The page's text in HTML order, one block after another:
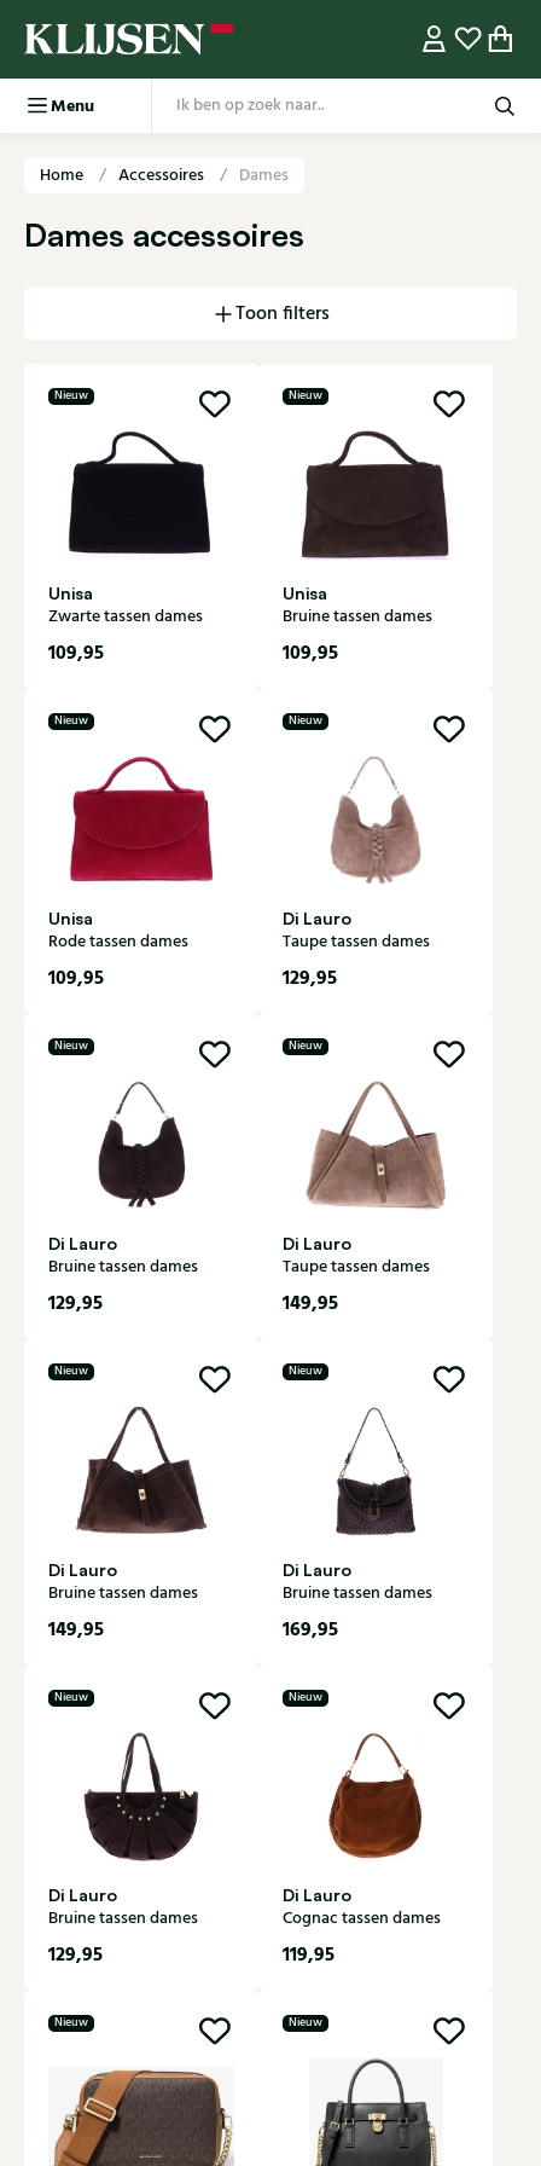
Menu
Home Accessoires Dames
Dames accessoires
Toon filters
Nieuw
Unisa
Zwarte tassen dames
109,95
Nieuw
Unisa
Bruine tassen dames
109,95
Nieuw
Unisa
Rode tassen dames
109,95
Nieuw
Di Lauro
Taupe tassen dames
129,95
Nieuw
Di Lauro
Bruine tassen dames
129,95
Nieuw
Di Lauro
Taupe tassen dames
149,95
Nieuw
Di Lauro
Bruine tassen dames
149,95
Nieuw
Di Lauro
Bruine tassen dames
169,95
Nieuw
Di Lauro
Bruine tassen dames
129,95
Nieuw
Di Lauro
Cognac tassen dames
119,95
Nieuw Nieuw